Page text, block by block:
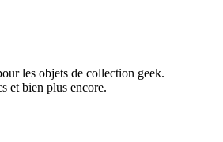
les objets de collection geek.
et bien plus encore.